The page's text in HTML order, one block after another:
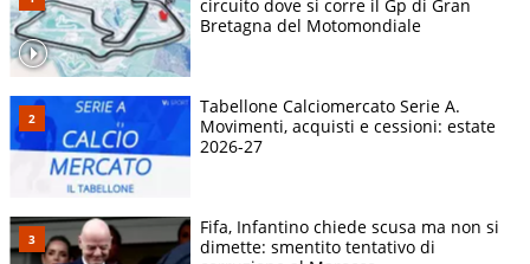
circuito dove si corre il Gp di Gran
Bretagna del Motomondiale
Tabellone Calciomercato Serie A.
Movimenti, acquisti e cessioni: estate
2026-27
Fifa, Infantino chiede scusa ma non si
dimette: smentito tentativo di